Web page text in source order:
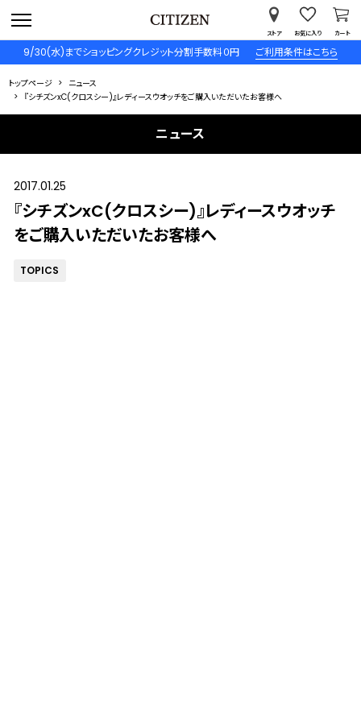
9/30(水)までショッピングクレジット分割手数料０円 ご利用条件はこちら
ストア お気に入り カート
トップページ
ニュース
『シチズンxC(クロスシー)』レディースウオッチをご購入いただいたお客様へ
ニュース
2017.01.25
『シチズンxC(クロスシー)』レディースウオッチ
をご購入いただいたお客様へ
TOPICS